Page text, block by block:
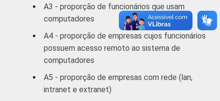
comunicações
Atividades
imobiliárias,
prestados às
empresas
A3 - proporção de funcionários que usam
computadores
A4 - proporção de empresas cujos funcionários
possuem acesso remoto ao sistema de
computadores
A5 - proporção de empresas com rede (lan,
intranet e extranet)